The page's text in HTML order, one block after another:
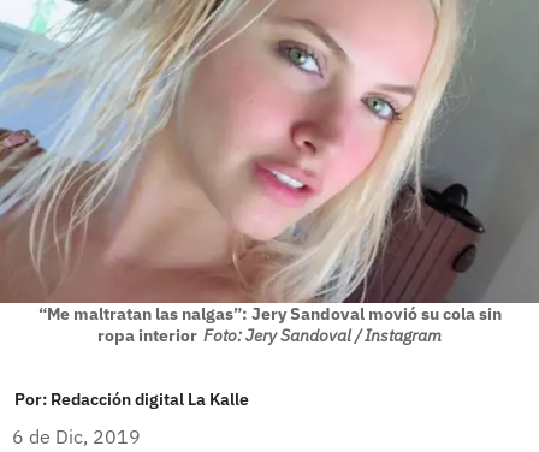
“Me maltratan las nalgas”: Jery Sandoval movió su cola sin
ropa interior Foto: Jery Sandoval / Instagram
Por: Redacción digital La Kalle
6 de Dic, 2019